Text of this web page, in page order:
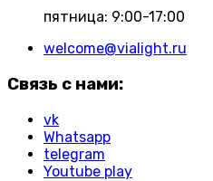
пятница: 9:00-17:00
welcome@vialight.ru
Связь с нами:
vk
Whatsapp
telegram
Youtube play